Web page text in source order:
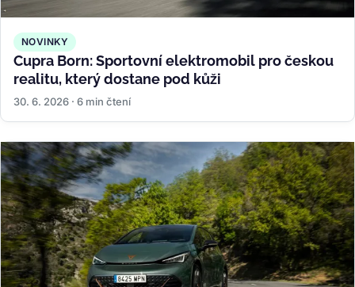
NOVINKY
Cupra Born: Sportovní elektromobil pro českou
realitu, který dostane pod kůži
30. 6. 2026 · 6 min čtení